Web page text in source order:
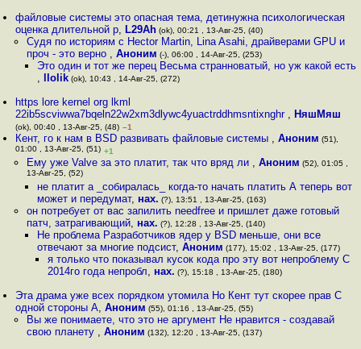
файловые системы это опасная тема, детинужна психологическая
оценка длительной р, L29Ah (ok), 00:21 , 13-Авг-25, (40)
Судя по историям с Hector Martin, Lina Asahi, драйверами GPU и
проч - это верно , Аноним (-), 06:00 , 14-Авг-25, (253)
Это один и тот же перец Весьма странноватый, но уж какой есть
,
llolik(ok), 10:43 , 14-Авг-25, (272)
https lore kernel org lkml
22ib5scviwwa7bqeln22w2xm3dlywc4yuactrddhmsntixnghr , НяшМяш
(ok), 00:40 , 13-Авг-25, (48) –1
Кент, го к нам в BSD развивать файловые системы ,Аноним (51),
01:00 , 13-Авг-25, (51) +1
Ему уже Valve за это платит, так что вряд ли , Аноним (52), 01:05 ,
13-Авг-25, (52)
не платит а _собиралась_ когда-то начать платить А теперь вот
может и передумат, нах. (?), 13:51 , 13-Авг-25, (163)
он потребует от вас запилить needfree и пришлет даже готовый
патч, затрагивающий, нах. (?), 12:28 , 13-Авг-25, (140)
Не проблема Разработчиков ядер у BSD меньше, они все
отвечают за многие подсист, Аноним (177), 15:02 , 13-Авг-25, (177)
я только что показывал кусок кода про эту вот непроблему С
2014го года непробл, нах. (?), 15:18 , 13-Авг-25, (180)
Эта драма уже всех порядком утомила Но Кент тут скорее прав С
одной стороны А,Аноним (55), 01:16 , 13-Авг-25, (55)
Вы же понимаете, что это не аргумент Не нравится - создавай
свою планету , Аноним (132), 12:20 , 13-Авг-25, (137)